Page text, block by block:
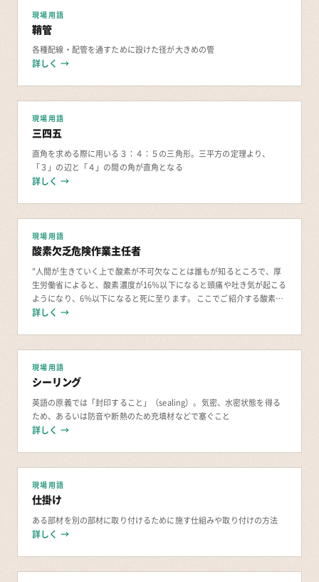
現場用語
鞘管
各種配線・配管を通すために設けた径が大きめの管
詳しく →
現場用語
三四五
直角を求める際に用いる３：４：５の三角形。三平方の定理より、
「３」の辺と「４」の間の角が直角となる
詳しく →
現場用語
酸素欠乏危険作業主任者
"人間が生きていく上で酸素が不可欠なことは誰もが知るところで、厚
生労働省によると、酸素濃度が16％以下になると頭痛や吐き気が起こる
ようになり、6％以下になると死に至ります。 ここでご紹介する酸素欠
乏危険作業主任者は人間の体を酸欠から防
詳しく →
現場用語
シーリング
英語の原義では「封印すること」（sealing）。気密、水密状態を得る
ため、あるいは防音や断熱のため充填材などで塞ぐこと
詳しく →
現場用語
仕掛け
ある部材を別の部材に取り付けるために施す仕組みや取り付けの方法
詳しく →